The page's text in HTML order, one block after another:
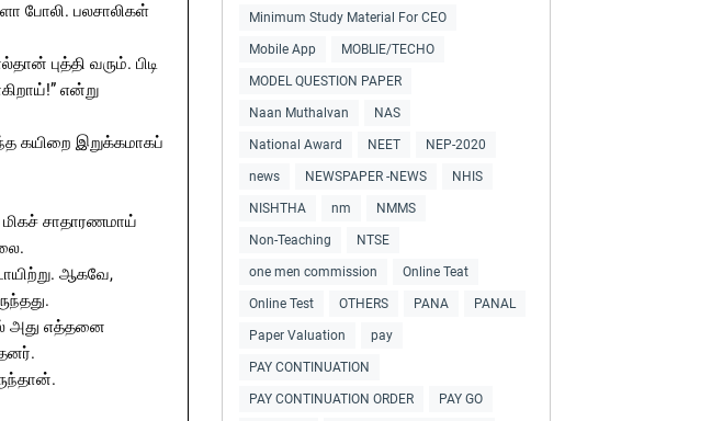
போலி. பலசாலிகள்
புத்தி வரும். பிடி
என்று
கயிறை இறுக்கமாகப்
சாதாரணமாய்
ஆகவே,
அது எத்தனை
Minimum Study Material For CEO
Mobile App MOBLIE/TECHO
MODEL QUESTION PAPER
Naan Muthalvan NAS
National Award NEET NEP-2020
news NEWSPAPER -NEWS NHIS
NISHTHA nm NMMS
Non-Teaching NTSE
one men commission Online Teat
Online Test OTHERS PANA PANAL
Paper Valuation pay
PAY CONTINUATION
PAY CONTINUATION ORDER PAY GO